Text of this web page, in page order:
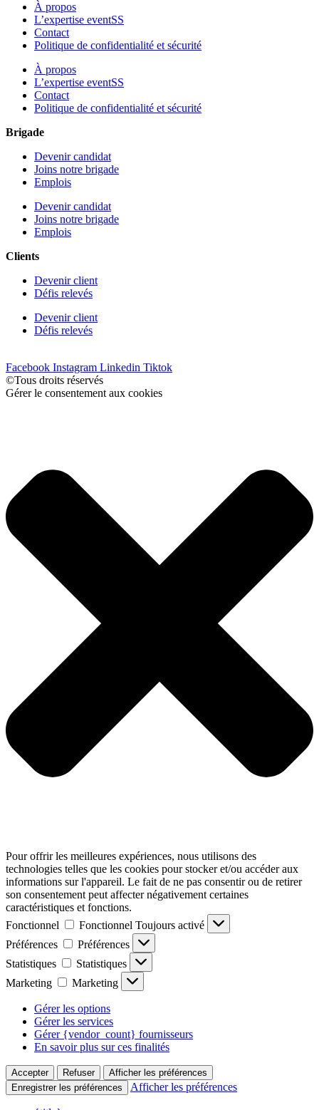
À propos
L’expertise eventSS
Contact
Politique de confidentialité et sécurité
À propos
L’expertise eventSS
Contact
Politique de confidentialité et sécurité
Brigade
Devenir candidat
Joins notre brigade
Emplois
Devenir candidat
Joins notre brigade
Emplois
Clients
Devenir client
Défis relevés
Devenir client
Défis relevés
Facebook Instagram Linkedin Tiktok
©Tous droits réservés
Gérer le consentement aux cookies
Pour offrir les meilleures expériences, nous utilisons des
technologies telles que les cookies pour stocker et/ou accéder aux
informations sur l'appareil. Le fait de ne pas consentir ou de retirer
son consentement peut affecter négativement certaines
caractéristiques et fonctions.
Fonctionnel
Fonctionnel Toujours activé
Préférences
Préférences
Statistiques
Statistiques
Marketing
Marketing
Gérer les options
Gérer les services
Gérer {vendor_count} fournisseurs
En savoir plus sur ces finalités
Accepter Refuser
Afficher les préférences
Enregistrer les préférences
Afficher les préférences